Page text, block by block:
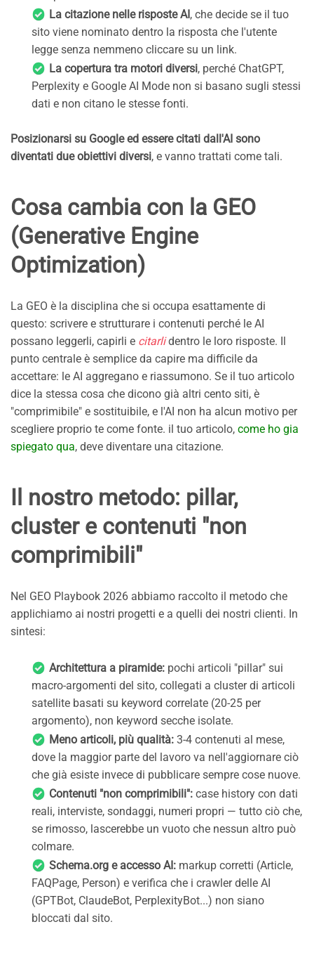
La citazione nelle risposte AI , che decide se il tuo
sito viene nominato dentro la risposta che l'utente
legge senza nemmeno cliccare su un link.
La copertura tra motori diversi, perché ChatGPT,
Perplexity e Google AI Mode non si basano sugli stessi
dati e non citano le stesse fonti.
Posizionarsi su Google ed essere citati dall'AI sono
diventati due obiettivi diversi, e vanno trattati come tali.
Cosa cambia con la GEO
(Generative Engine
Optimization)
La GEO è la disciplina che si occupa esattamente di
questo: scrivere e strutturare i contenuti perché le AI
possano leggerli, capirli e citarlidentro le loro risposte. Il
punto centrale è semplice da capire ma difficile da
accettare: le AI aggregano e riassumono. Se il tuo articolo
dice la stessa cosa che dicono già altri cento siti, è
"comprimibile" e sostituibile, e l'AI non ha alcun motivo per
scegliere proprio te come fonte. il tuo articolo, come ho gia
spiegato qua, deve diventare una citazione.
Il nostro metodo: pillar,
cluster e contenuti "non
comprimibili"
Nel GEO Playbook 2026 abbiamo raccolto il metodo che
applichiamo ai nostri progetti e a quelli dei nostri clienti. In
sintesi:
Architettura a piramide: pochi articoli "pillar" sui
macro-argomenti del sito, collegati a cluster di articoli
satellite basati su keyword correlate (20-25 per
argomento), non keyword secche isolate.
Meno articoli, più qualità: 3-4 contenuti al mese,
dove la maggior parte del lavoro va nell'aggiornare ciò
che già esiste invece di pubblicare sempre cose nuove.
Contenuti "non comprimibili": case history con dati
reali, interviste, sondaggi, numeri propri — tutto ciò che,
se rimosso, lascerebbe un vuoto che nessun altro può
colmare.
Schema.org e accesso AI: markup corretti (Article,
FAQPage, Person) e verifica che i crawler delle AI
(GPTBot, ClaudeBot, PerplexityBot...) non siano
bloccati dal sito.